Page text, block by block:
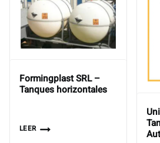
Formingplast SRL –
Tanques horizontales
LEER